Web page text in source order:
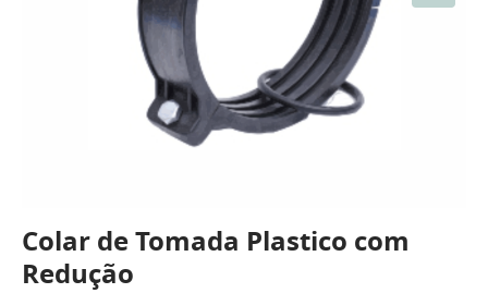
Colar de Tomada Plastico com
Redução